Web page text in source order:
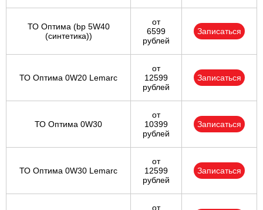
ТО Оптима (bp 5W40
(синтетика))
от
6599
рублей
Записаться
ТО Оптима 0W20 Lemarc
от
12599
рублей
Записаться
ТО Оптима 0W30
от
10399
рублей
Записаться
ТО Оптима 0W30 Lemarc
от
12599
рублей
Записаться
от